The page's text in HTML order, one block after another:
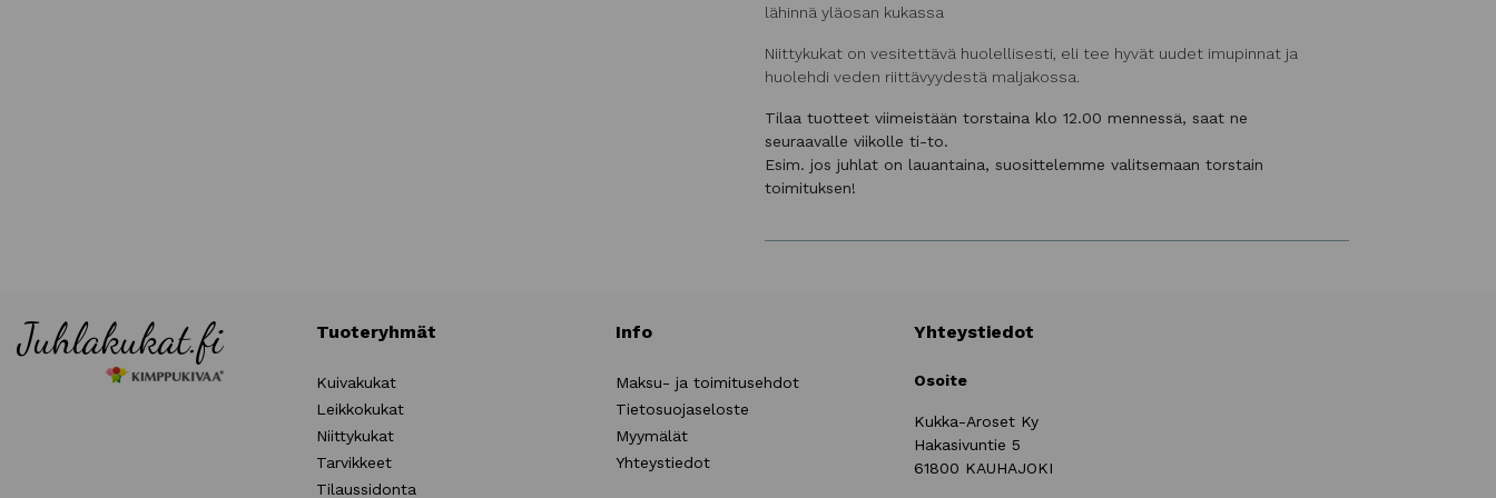
lähinnä yläosan kukassa
Niittykukat on vesitettävä huolellisesti, eli tee hyvät uudet imupinnat ja
huolehdi veden riittävyydestä maljakossa.
Tilaa tuotteet viimeistään torstaina klo 12.00 mennessä, saat ne
seuraavalle viikolle ti-to.
Esim. jos juhlat on lauantaina, suosittelemme valitsemaan torstain
toimituksen!
Tuoteryhmät
Kuivakukat
Leikkokukat
Niittykukat
Tarvikkeet
Tilaussidonta
Info
Maksu- ja toimitusehdot
Tietosuojaseloste
Myymälät
Yhteystiedot
Yhteystiedot
Osoite
Kukka-Aroset Ky
Hakasivuntie 5
61800 KAUHAJOKI